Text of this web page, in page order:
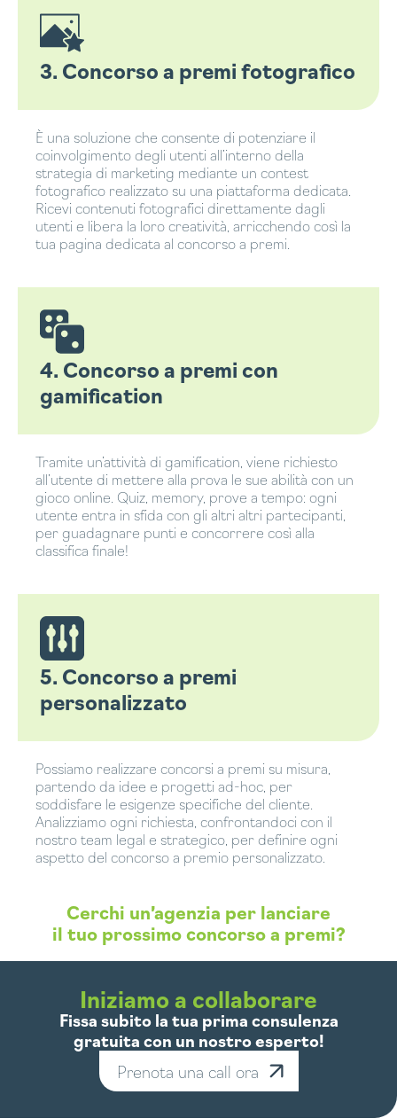
3. Concorso a premi fotografico
È una soluzione che consente di potenziare il
coinvolgimento degli utenti all’interno della
strategia di marketing mediante un contest
fotografico realizzato su una piattaforma dedicata.
Ricevi contenuti fotografici direttamente dagli
utenti e libera la loro creatività, arricchendo così la
tua pagina dedicata al concorso a premi.
4. Concorso a premi con
gamification
Tramite un’attività di gamification, viene richiesto
all’utente di mettere alla prova le sue abilità con un
gioco online. Quiz, memory, prove a tempo: ogni
utente entra in sfida con gli altri altri partecipanti,
per guadagnare punti e concorrere così alla
classifica finale!
5. Concorso a premi
personalizzato
Possiamo realizzare concorsi a premi su misura,
partendo da idee e progetti ad-hoc, per
soddisfare le esigenze specifiche del cliente.
Analizziamo ogni richiesta, confrontandoci con il
nostro team legal e strategico, per definire ogni
aspetto del concorso a premio personalizzato.
Cerchi un’agenzia per lanciare
il tuo prossimo concorso a premi?
Iniziamo a collaborare
Fissa subito la tua prima consulenza
gratuita con un nostro esperto!
Prenota una call ora